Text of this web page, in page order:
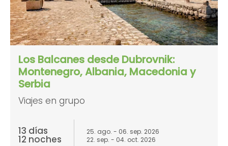
Los Balcanes desde Dubrovnik:
Montenegro, Albania, Macedonia y
Serbia
Viajes en grupo
13 días
12 noches
25. ago. - 06. sep. 2026
22. sep. - 04. oct. 2026